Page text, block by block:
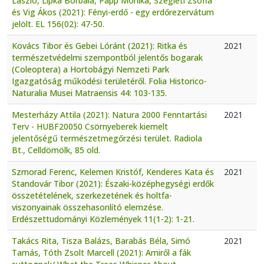
és Vig Ákos (2021): Fényi-erdő - egy erdőrezervátum
jelölt. EL 156(02): 47-50.
Kovács Tibor és Gebei Lóránt (2021): Ritka és
természetvédelmi szempontból jelentős bogarak
(Coleoptera) a Hortobágyi Nemzeti Park
Igazgatóság működési területéről. Folia Historico-
Naturalia Musei Matraensis 44: 103-135.
2021
Mesterházy Attila (2021): Natura 2000 Fenntartási
Terv - HUBF20050 Csörnyeberek kiemelt
jelentőségű természetmegőrzési terület. Radiola
Bt., Celldömölk, 85 old.
2021
Szmorad Ferenc, Kelemen Kristóf, Kenderes Kata és
Standovár Tibor (2021): Északi-középhegységi erdők
összetételének, szerkezetének és holtfa-
viszonyainak összehasonlító elemzése.
Erdészettudományi Közlemények 11(1-2): 1-21.
2021
Takács Rita, Tisza Balázs, Barabás Béla, Simó
Tamás, Tóth Zsolt Marcell (2021): Amiről a fák
2021